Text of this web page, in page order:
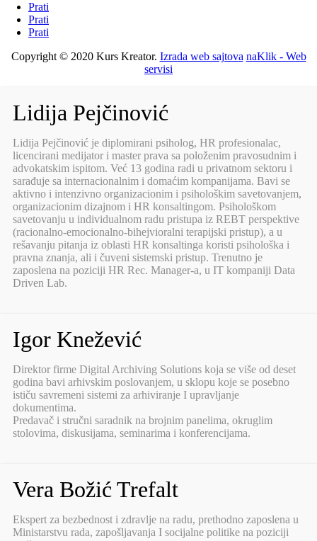
Prati
Prati
Prati
Copyright © 2020 Kurs Kreator. Izrada web sajtova naKlik - Web
servisi
Lidija Pejčinović
Lidija Pejčinović je diplomirani psiholog, HR profesionalac,
licencirani medijator i master prava sa položenim pravosudnim i
advokatskim ispitom. Već 13 godina radi u privatnom sektoru i
sarađuje sa internacionalnim i domaćim kompanijama. Bavi se
aktivno i intenzivno organizacionim i psihološkim savetovanjem,
organizacionim dizajnom i HR konsaltingom. Psihološkom
savetovanju u individualnom radu pristupa iz REBT perspektive
(racionalno-emocionalno-bihejvioralni terapijski pristup), a u
rešavanju pitanja iz oblasti HR konsaltinga koristi psihološka i
pravna znanja, ali i čuveni sistemski pristup. Trenutno je
zaposlena na poziciji HR Rec. Manager-a, u IT kompaniji Data
Driven Lab.
Igor Knežević
Direktor firme Digital Archiving Solutions koja se više od deset
godina bavi arhivskim poslovanjem, u sklopu koje se posebno
ističu savremeni sistemi za arhiviranje I upravljanje
dokumentima.
Predavač i stručni saradnik na brojnim panelima, okruglim
stolovima, diskusijama, seminarima i konferencijama.
Vera Božić Trefalt
Ekspert za bezbednost i zdravlje na radu, prethodno zaposlena u
Ministarstvu rada, zapošljavanja I socijalne politike na poziciji